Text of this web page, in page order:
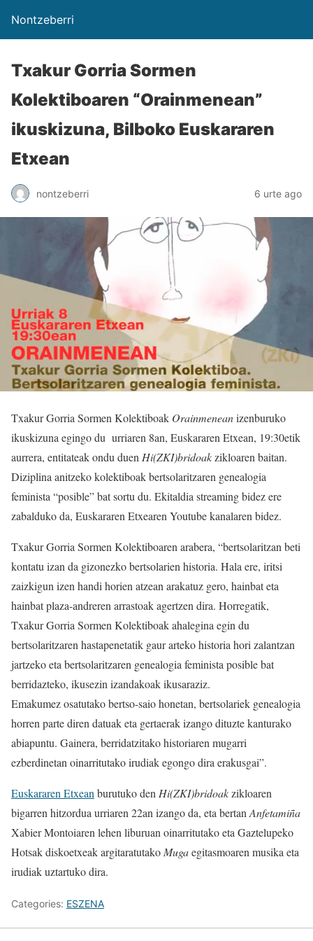
Nontzeberri
Txakur Gorria Sormen
Kolektiboaren “Orainmenean”
ikuskizuna, Bilboko Euskararen
Etxean
nontzeberri 6 urte ago
Txakur Gorria Sormen Kolektiboak Orainmeneanizenburuko
ikuskizuna egingo du urriaren 8an, Euskararen Etxean, 19:30etik
aurrera, entitateak ondu duen Hi(ZKI)bridoakzikloaren baitan.
Diziplina anitzeko kolektiboak bertsolaritzaren genealogia
feminista “posible” bat sortu du. Ekitaldia streaming bidez ere
zabalduko da, Euskararen Etxearen Youtube kanalaren bidez.
Txakur Gorria Sormen Kolektiboaren arabera, “bertsolaritzan beti
kontatu izan da gizonezko bertsolarien historia. Hala ere, iritsi
zaizkigun izen handi horien atzean arakatuz gero, hainbat eta
hainbat plaza-andreren arrastoak agertzen dira. Horregatik,
Txakur Gorria Sormen Kolektiboak ahalegina egin du
bertsolaritzaren hastapenetatik gaur arteko historia hori zalantzan
jartzeko eta bertsolaritzaren genealogia feminista posible bat
berridazteko, ikusezin izandakoak ikusaraziz.
Emakumez osatutako bertso-saio honetan, bertsolariek genealogia
horren parte diren datuak eta gertaerak izango dituzte kanturako
abiapuntu. Gainera, berridatzitako historiaren mugarri
ezberdinetan oinarritutako irudiak egongo dira erakusgai”.
Euskararen Etxean burutuko den Hi(ZKI)bridoakzikloaren
bigarren hitzordua urriaren 22an izango da, eta bertan Anfetamiña
Xabier Montoiaren lehen liburuan oinarritutako eta Gaztelupeko
Hotsak diskoetxeak argitaratutako Mugaegitasmoaren musika eta
irudiak uztartuko dira.
Categories: ESZENA